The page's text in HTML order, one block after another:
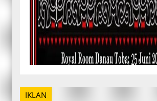
IKLAN